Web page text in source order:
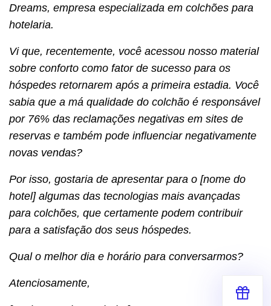
Dreams, empresa especializada em colchões para
hotelaria.
Vi que, recentemente, você acessou nosso material
sobre conforto como fator de sucesso para os
hóspedes retornarem após a primeira estadia. Você
sabia que a má qualidade do colchão é responsável
por 76% das reclamações negativas em sites de
reservas e também pode influenciar negativamente
novas vendas?
Por isso, gostaria de apresentar para o [nome do
hotel] algumas das tecnologias mais avançadas
para colchões, que certamente podem contribuir
para a satisfação dos seus hóspedes.
Qual o melhor dia e horário para conversarmos?
Atenciosamente,